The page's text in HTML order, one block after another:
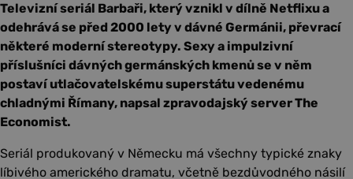
Televizní seriál Barbaři, který vznikl v dílně Netflixu a
odehrává se před 2000 lety v dávné Germánii, převrací
některé moderní stereotypy. Sexy a impulzivní
příslušníci dávných germánských kmenů se v něm
postaví utlačovatelskému superstátu vedenému
chladnými Římany, napsal zpravodajský server The
Economist.
Seriál produkovaný v Německu má všechny typické znaky
líbivého amerického dramatu, včetně bezdůvodného násilí